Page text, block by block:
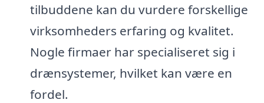
tilbuddene kan du vurdere forskellige
virksomheders erfaring og kvalitet.
Nogle firmaer har specialiseret sig i
drænsystemer, hvilket kan være en
fordel.